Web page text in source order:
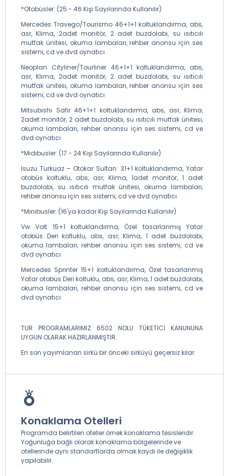
*Otobüsler: (25 - 46 Kişi Sayılarında Kullanılır)
Mercedes Travego/Tourismo 46+1+1 koltuklandırma, abs,
asr, Klima, 2adet monitör, 2 adet buzdolabı, su ısıtıcılı
mutfak ünitesi, okuma lambaları, rehber anonsu için ses
sistemi, cd ve dvd oynatıcı
Neoplan Cityliner/Tourliner 46+1+1 koltuklandırma, abs,
asr, Klima, 2adet monitör, 2 adet buzdolabı, su ısıtıcılı
mutfak ünitesi, okuma lambaları, rehber anonsu için ses
sistemi, cd ve dvd oynatıcı
Mıtsubıshı Safir 46+1+1 koltuklandırma, abs, asr, Klima,
2adet monitör, 2 adet buzdolabı, su ısıtıcılı mutfak ünitesi,
okuma lambaları, rehber anonsu için ses sistemi, cd ve
dvd oynatıcı
*Mıdıbusler: (17 - 24 Kişi Sayılarında Kullanılır)
Isuzu Turkuaz – Otokar Sultan: 31+1 koltuklandırma, Yatar
otobüs koltuklu, abs, asr, Klima, 1adet monitör, 1 adet
buzdolabı, su ısıtıcılı mutfak ünitesi, okuma lambaları,
rehber anonsu için ses sistemi, cd ve dvd oynatıcı
*Mınıbusler: (16'ya kadar Kişi Sayılarında Kullanılır)
Vw Volt 15+1 koltuklandırma, Özel tasarlanmış Yatar
otobüs Deri koltuklu, abs, asr, Klima, 1 adet buzdolabı,
okuma lambaları, rehber anonsu için ses sistemi, cd ve
dvd oynatıcı
Mercedes Sprınter 15+1 koltuklandırma, Özel tasarlanmış
Yatar otobüs Deri koltuklu, abs, asr, Klima, 1 adet buzdolabı,
okuma lambaları, rehber anonsu için ses sistemi, cd ve
dvd oynatıcı
TUR PROGRAMLARIMIZ 6502 NOLU TÜKETİCİ KANUNUNA
UYGUN OLARAK HAZIRLANMIŞTIR.
En son yayımlanan sirkü bir önceki sirküyü geçersiz kılar.
Konaklama Otelleri
Programda belirtilen oteller örnek konaklama tesisleridir.
Yoğunluğa bağlı olarak konaklama bölgelerinde ve
otellerinde aynı standartlarda olmak kaydı ile değişiklik
yapılabilir.